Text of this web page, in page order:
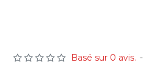
Basé sur 0 avis. -